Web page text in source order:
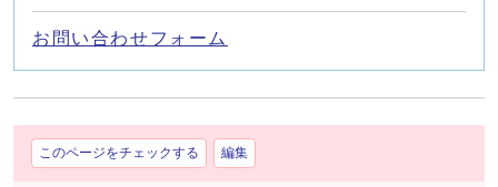
お問い合わせフォーム
このページをチェックする 編集